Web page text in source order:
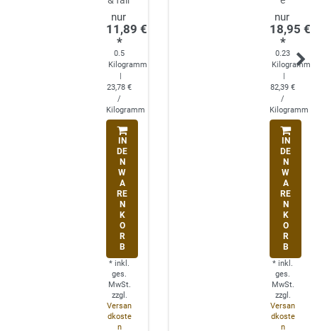
11,89 €
*
0.5
Kilogramm
|
23,78 €
/
Kilogramm
IN
DE
N
W
A
RE
N
K
O
R
B
* inkl.
ges.
MwSt.
zzgl.
Versan
dkoste
n
18,95 €
*
0.23
Kilogramm
|
82,39 €
/
Kilogramm
IN
DE
N
W
A
RE
N
K
O
R
B
* inkl.
ges.
MwSt.
zzgl.
Versan
dkoste
n